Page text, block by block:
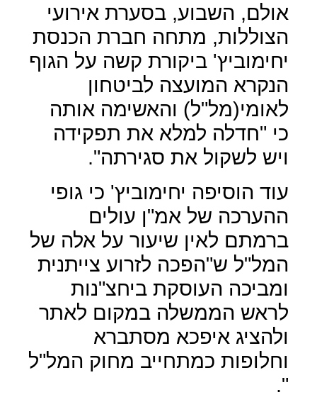
אולם, השבוע, בסערת אירועי
הצוללות, מתחה חברת הכנסת
יחימוביץ' ביקורת קשה על הגוף
הנקרא המועצה לביטחון
לאומי(מל"ל) והאשימה אותה
כי "חדלה למלא את תפקידה
ויש לשקול את סגירתה".
עוד הוסיפה יחימוביץ' כי גופי
ההערכה של אמ"ן עולים
ברמתם לאין שיעור על אלה של
המל"ל ש"הפכה לזרוע צייתנית
ומביכה העוסקת ביחצ"נות
לראש הממשלה במקום לאתר
ולהציג איפכא מסתברא
וחלופות כמתחייב מחוק המל"ל
".